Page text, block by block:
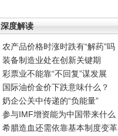
深度解读
农产品价格时涨时跌有“解药”吗
装备制造业处在创新关键期
彩票业不能靠“不回复”谋发展
国际油价金价下跌意味什么？
奶企公关中传递的“负能量”
参与IMF增资能为中国带来什么
希腊造血还需依靠基本制度变革